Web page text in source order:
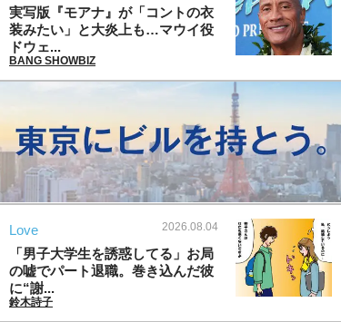
実写版『モアナ』が「コントの衣
装みたい」と大炎上も…マウイ役
ドウェ...
BANG SHOWBIZ
Love 2026.08.04
「男子大学生を誘惑してる」お局
の嘘でパート退職。巻き込んだ彼
に“謝...
鈴木詩子